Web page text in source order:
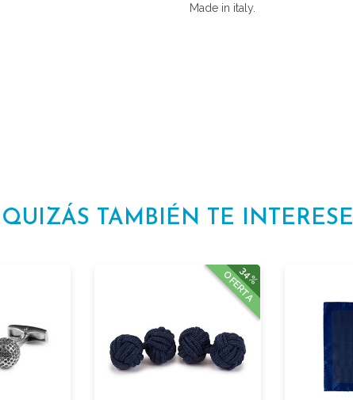
Made in italy.
QUIZÁS TAMBIÉN TE INTERESE
34%
OFERTA